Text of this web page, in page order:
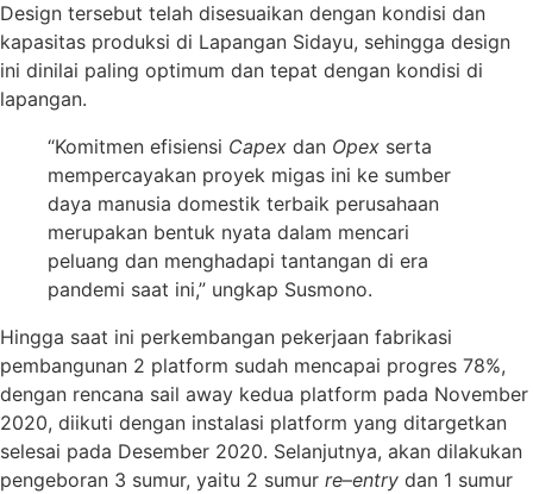
Design tersebut telah disesuaikan dengan kondisi dan
kapasitas produksi di Lapangan Sidayu, sehingga design
ini dinilai paling optimum dan tepat dengan kondisi di
lapangan.
“Komitmen efisiensi Capex dan Opex serta
mempercayakan proyek migas ini ke sumber
daya manusia domestik terbaik perusahaan
merupakan bentuk nyata dalam mencari
peluang dan menghadapi tantangan di era
pandemi saat ini,” ungkap Susmono.
Hingga saat ini perkembangan pekerjaan fabrikasi
pembangunan 2 platform sudah mencapai progres 78%,
dengan rencana sail away kedua platform pada November
2020, diikuti dengan instalasi platform yang ditargetkan
selesai pada Desember 2020. Selanjutnya, akan dilakukan
pengeboran 3 sumur, yaitu 2 sumur re–entry dan 1 sumur